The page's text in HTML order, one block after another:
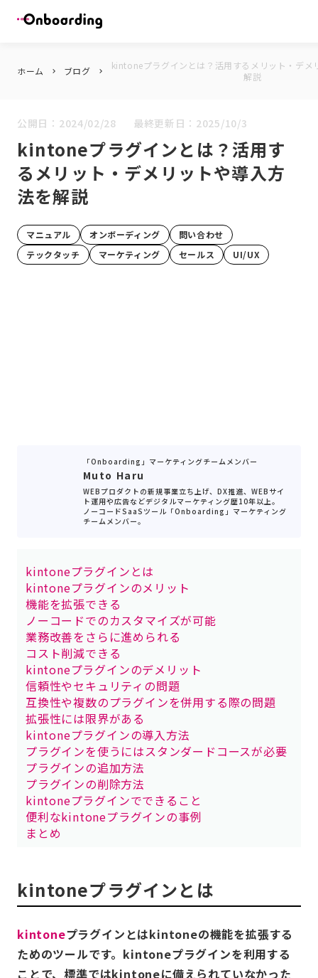
ホーム keyboard_arrow_right ブログ keyboard_arrow_right
kintoneプラグインとは？活用するメリット・デメ
解説
公開日： 2024/02/28 最終更新日： 2025/10/3
kintoneプラグインとは？活用す
るメリット・デメリットや導入方
法を解説
マニュアル オンボーディング
問い合わせ
テックタッチ
マーケティング セールス UI/UX
「Onboarding」マーケティングチームメンバー
Muto Haru
WEBプロダクトの新規事業立ち上げ、DX推進、WEBサイ
ト運用や広告などデジタルマーケティング歴10年以上。
ノーコードSaaSツール「Onboarding」マーケティング
チームメンバー。
kintoneプラグインとは
kintoneプラグインのメリット
機能を拡張できる
ノーコードでのカスタマイズが可能
業務改善をさらに進められる
コスト削減できる
kintoneプラグインのデメリット
信頼性やセキュリティの問題
互換性や複数のプラグインを併用する際の問題
拡張性には限界がある
kintoneプラグインの導入方法
プラグインを使うにはスタンダードコースが必要
プラグインの追加方法
プラグインの削除方法
kintoneプラグインでできること
便利なkintoneプラグインの事例
まとめ
kintoneプラグインとは
kintoneプラグインとはkintoneの機能を拡張する
ためのツールです。kintoneプラグインを利用する
ことで、標準ではkintoneに備えられていなかった